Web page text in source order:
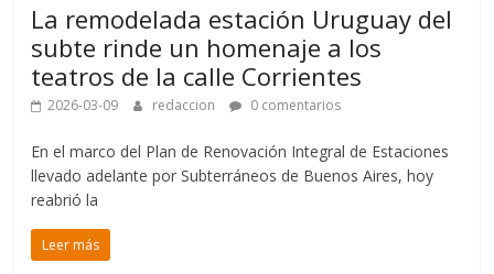
La remodelada estación Uruguay del
subte rinde un homenaje a los
teatros de la calle Corrientes
2026-03-09 redaccion 0 comentarios
En el marco del Plan de Renovación Integral de Estaciones
llevado adelante por Subterráneos de Buenos Aires, hoy
reabrió la
Leer más